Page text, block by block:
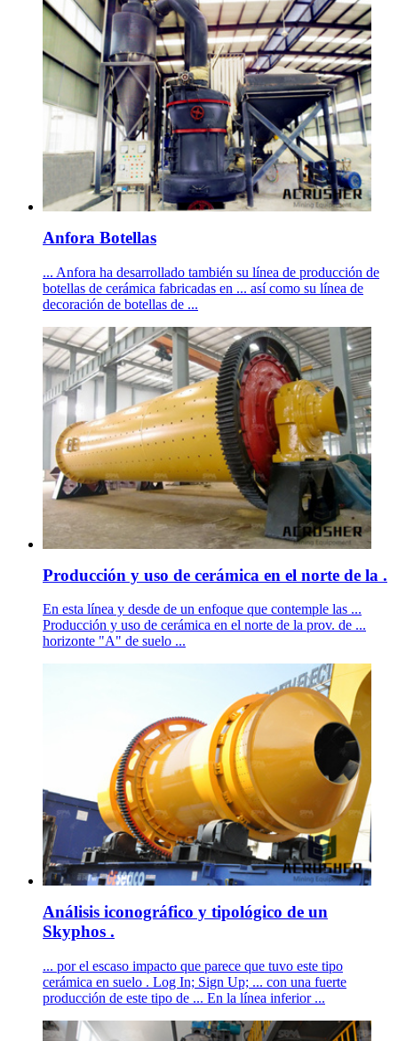
Anfora Botellas
... Anfora ha desarrollado también su línea de producción de
botellas de cerámica fabricadas en ... así como su línea de
decoración de botellas de ...
Producción y uso de cerámica en el norte de la .
En esta línea y desde de un enfoque que contemple las ...
Producción y uso de cerámica en el norte de la prov. de ...
horizonte "A" de suelo ...
Análisis iconográfico y tipológico de un
Skyphos .
... por el escaso impacto que parece que tuvo este tipo
cerámica en suelo . Log In; Sign Up; ... con una fuerte
producción de este tipo de ... En la línea inferior ...